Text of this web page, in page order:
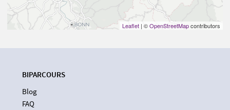
Leaflet | ©OpenStreetMapcontributors
BIPARCOURS
Blog
FAQ